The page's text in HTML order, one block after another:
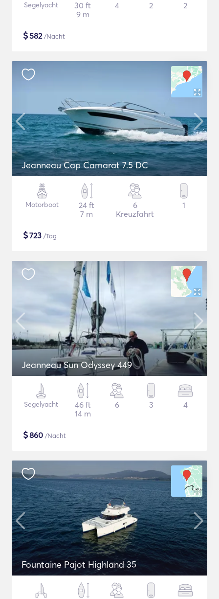
Segelyacht
30 ft
9 m
4 2 2
$582/Nacht
Jeanneau Cap Camarat 7.5 DC
Motorboot
24 ft
7 m
6
Kreuzfahrt
1
$723 /Tag
Jeanneau Sun Odyssey 449
Segelyacht
46 ft
14 m
6 3 4
$860 /Nacht
Fountaine Pajot Highland 35